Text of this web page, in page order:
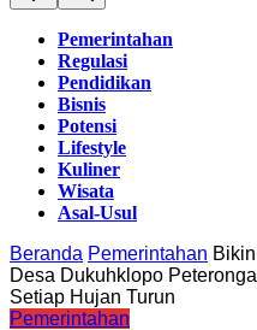
Pemerintahan
Regulasi
Pendidikan
Bisnis
Potensi
Lifestyle
Kuliner
Wisata
Asal-Usul
Beranda Pemerintahan
Desa Dukuhklopo
Setiap Hujan Turun
Pemerintahan